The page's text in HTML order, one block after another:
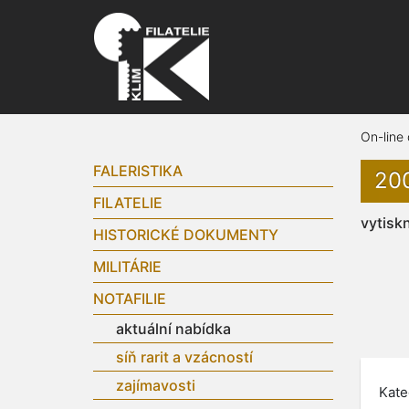
FALERISTIKA
FILATELIE
HISTORICKÉ DOKUMENTY
MILITÁRIE
NOTAFILIE
aktuální nabídka
síň rarit a vzácností
zajímavosti
On-line